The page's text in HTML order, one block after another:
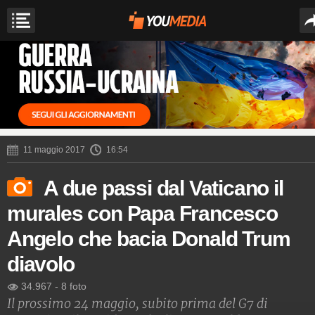
11 maggio 2017 16:54
A due passi dal Vaticano il
murales con Papa Francesco
Angelo che bacia Donald Trum
diavolo
34.967 - 8 foto
Il prossimo 24 maggio, subito prima del G7 di